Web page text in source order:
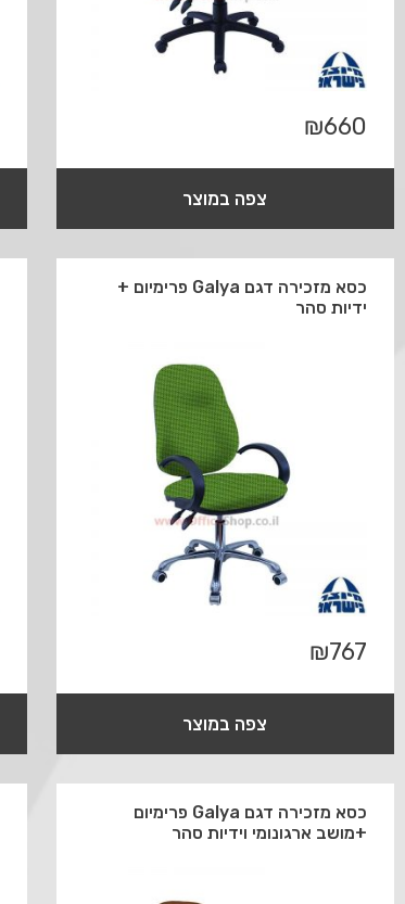
₪660
צפה במוצר
כסא מזכירה דגם Galya פרימיום +
ידיות סהר
₪767
צפה במוצר
כסא מזכירה דגם Galya פרימיום
+מושב ארגונומי וידיות סהר